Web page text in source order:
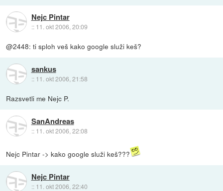
Nejc Pintar
:: 11. okt 2006, 20:09
@2448: ti sploh veš kako google služi keš?
sankus
:: 11. okt 2006, 21:58
Razsvetli me Nejc P.
SanAndreas
:: 11. okt 2006, 22:08
Nejc Pintar -> kako google služi keš???
Nejc Pintar
:: 11. okt 2006, 22:40